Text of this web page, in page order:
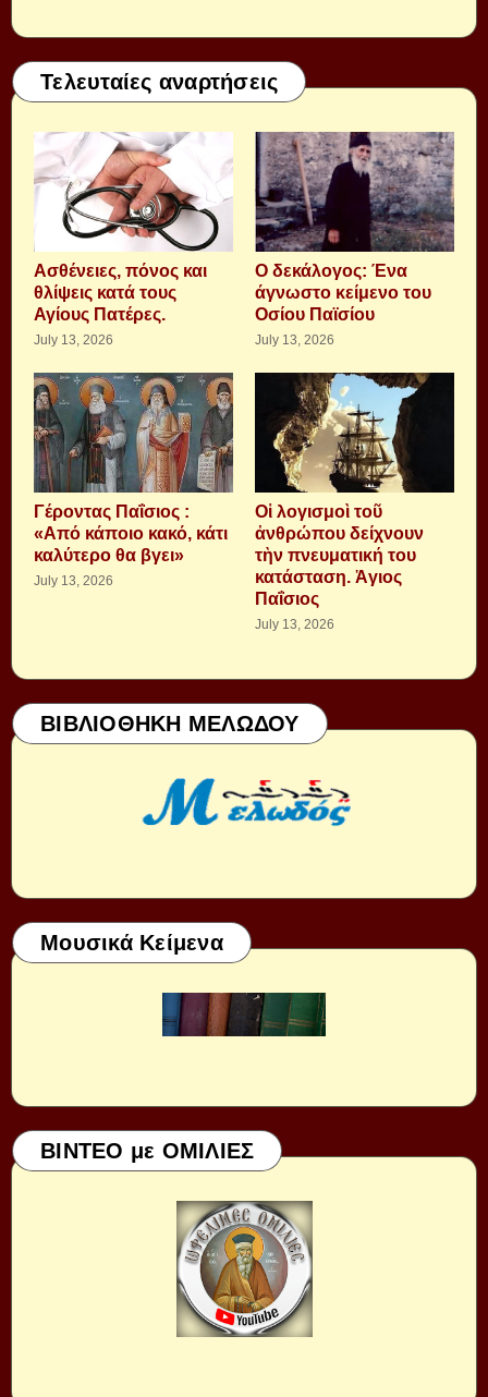
Τελευταίες αναρτήσεις
Aσθένειες, πόνος και
θλίψεις κατά τους
Αγίους Πατέρες.
July 13, 2026
Ο δεκάλογος: Ένα
άγνωστο κείμενο του
Οσίου Παϊσίου
July 13, 2026
Γέροντας Παΐσιος :
«Από κάποιο κακό, κάτι
καλύτερο θα βγει»
July 13, 2026
Οἱ λογισμοὶ τοῦ
ἀνθρώπου δείχνουν
τὴν πνευματική του
κατάσταση. Ἁγιος
Παΐσιος
July 13, 2026
ΒΙΒΛΙΟΘΗΚΗ ΜΕΛΩΔΟΥ
Μουσικά Κείμενα
ΒΙΝΤΕΟ με ΟΜΙΛΙΕΣ